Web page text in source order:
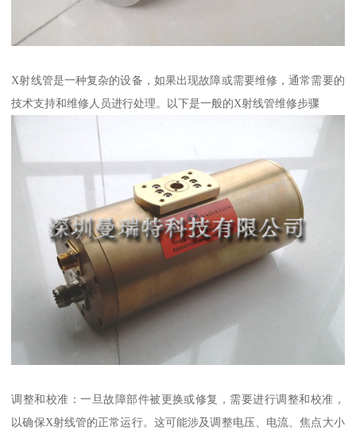
X射线管是一种复杂的设备，如果出现故障或需要维修，通常需要的
技术支持和维修人员进行处理。以下是一般的X射线管维修步骤
调整和校准：一旦故障部件被更换或修复，需要进行调整和校准，
以确保X射线管的正常运行。这可能涉及调整电压、电流、焦点大小